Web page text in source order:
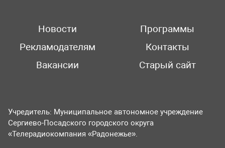
Новости
Программы
Рекламодателям
Контакты
Вакансии
Старый сайт
Учредитель: Муниципальное автономное учреждение
Сергиево-Посадского городского округа
«Телерадиокомпания «Радонежье».